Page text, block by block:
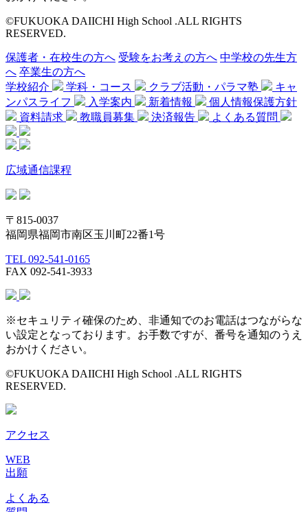
©FUKUOKA DAIICHI High School .ALL RIGHTS
RESERVED.
保護者・在校生の方へ 受験をお考えの方へ 中学校の先生方
へ 卒業生の方へ
学校紹介
学科・コース クラブ活動・パラマ塾
キャ
ンパスライフ
入学案内 新着情報
個人情報保護方針
資料請求
教職員募集 決済報告 よくある質問
広域通信課程
〒815-0037
福岡県福岡市南区玉川町22番1号
TEL 092-541-0165
FAX 092-541-3933
※セキュリティ確保のため、非通知でのお電話はつながらな
い設定となっております。お手数ですが、番号を通知のうえ
おかけください。
©FUKUOKA DAIICHI High School .ALL RIGHTS
RESERVED.
アクセス
WEB
出願
よくある